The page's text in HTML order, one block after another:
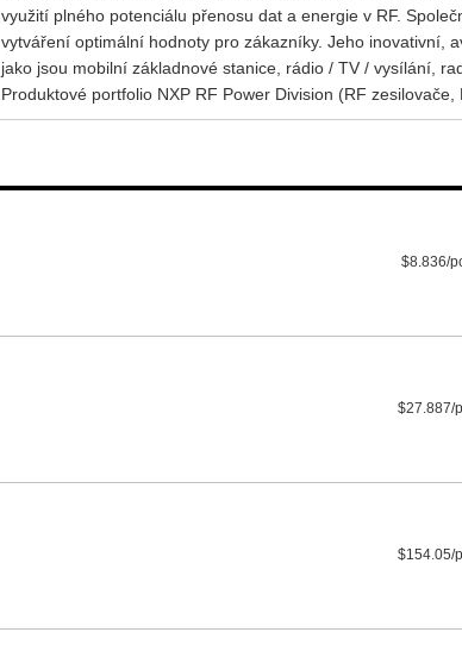
využití plného potenciálu přenosu dat a energie v RF.
vytváření optimální hodnoty pro zákazníky. Jeho inovativní,
jako jsou mobilní základnové stanice, rádio / TV / vysílání,
Produktové portfolio NXP RF Power Division (RF
$8.836/
$27.887/
$154.05/